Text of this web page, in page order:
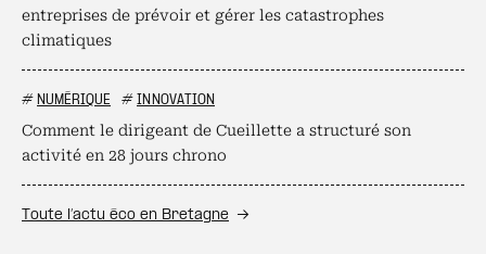
entreprises de prévoir et gérer les catastrophes
climatiques
# NUMÉRIQUE # INNOVATION
Comment le dirigeant de Cueillette a structuré son
activité en 28 jours chrono
Toute l’actu éco en Bretagne